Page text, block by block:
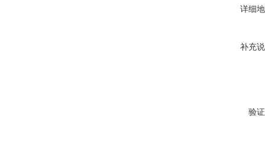
详细
补充
验